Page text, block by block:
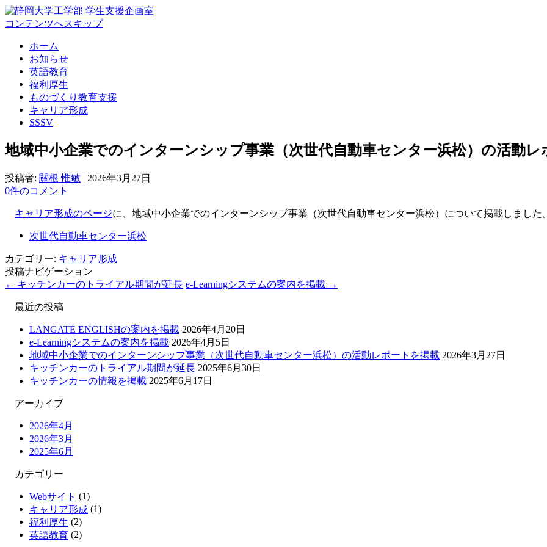
コンテンツへスキップ
ホーム
お知らせ
英語教育
福利厚生
ものづくり教育支援
キャリア形成
SSSV
地域中小企業でのインターンシップ事業（次世代自動車センター浜松）の活動レ
投稿者: 關根 惟敏 | 2026年3月27日
0件のコメント
キャリア形成のページに、地域中小企業でのインターンシップ事業（次世代自動車センター浜松）について掲載しました。
次世代自動車センター浜松
カテゴリー: キャリア形成
投稿ナビゲーション
← キッチンカーのトライアル期間が延長 e-Learningシステムの案内を掲載 →
最近の投稿
LANGATE ENGLISHの案内を掲載 2026年4月20日
e-Learningシステムの案内を掲載 2026年4月5日
地域中小企業でのインターンシップ事業（次世代自動車センター浜松）の活動レポートを掲載 2026年3月27日
キッチンカーのトライアル期間が延長 2025年6月30日
キッチンカーの情報を掲載 2025年6月17日
アーカイブ
2026年4月
2026年3月
2025年6月
カテゴリー
Webサイト (1)
キャリア形成 (1)
福利厚生 (2)
英語教育 (2)